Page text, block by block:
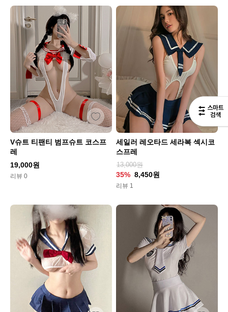
V슈트 티팬티 범프슈트 코스프
레
19,000원
리뷰 0
세일러 레오타드 세라복 섹시코
스프레
13,000원
35% 8,450원
리뷰 1